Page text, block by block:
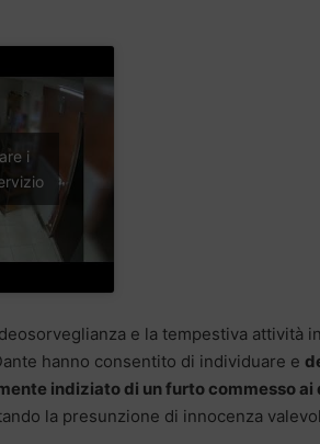
i
e la tempestiva attività
hanno consentito di individuare e
indiziato di un furto commesso
la presunzione di innocenza